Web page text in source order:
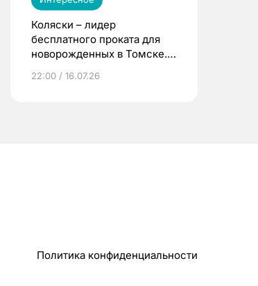
Коляски – лидер
бесплатного проката для
новорожденных в Томске.
22:00 / 16.07.26
Политика конфиденциальности